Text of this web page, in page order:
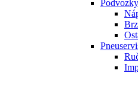
Podvozky